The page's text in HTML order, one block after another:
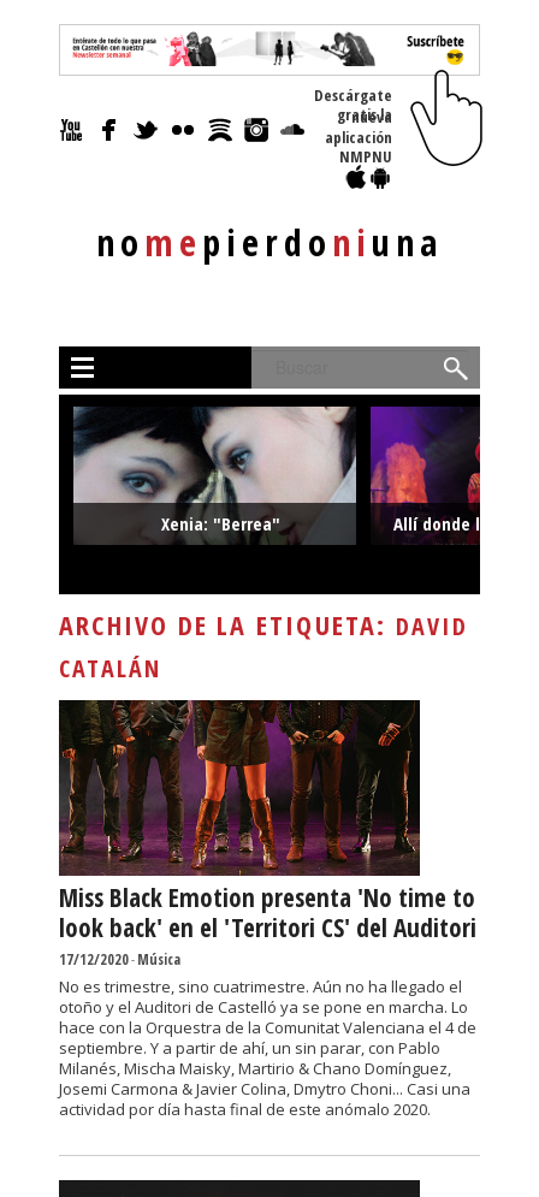
nomepierdoniuna
Descárgate
gratis la nueva
aplicación
NMPNU
Xenia: "Berrea" Allí donde la
ARCHIVO DE LA ETIQUETA: DAVID
CATALÁN
Miss Black Emotion presenta 'No time to
look back' en el 'Territori CS' del Auditori
17/12/2020-Música
No es trimestre, sino cuatrimestre. Aún no ha llegado el
otoño y el Auditori de Castelló ya se pone en marcha. Lo
hace con la Orquestra de la Comunitat Valenciana el 4 de
septiembre. Y a partir de ahí, un sin parar, con Pablo
Milanés, Mischa Maisky, Martirio & Chano Domínguez,
Josemi Carmona & Javier Colina, Dmytro Choni... Casi una
actividad por día hasta final de este anómalo 2020.